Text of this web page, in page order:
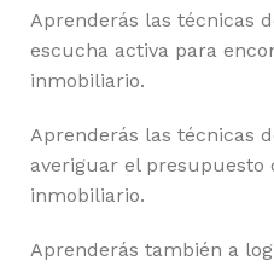
Aprenderás las técnicas
escucha activa para
inmobiliario.
Aprenderás las técnicas
averiguar el presupuesto
inmobiliario.
Aprenderás también a